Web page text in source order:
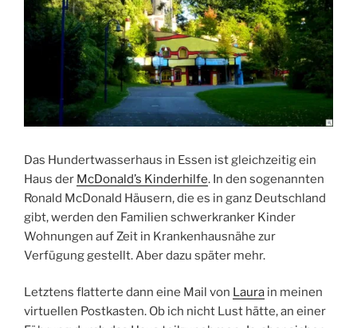
Das Hundertwasserhaus in Essen ist gleichzeitig ein
Haus der McDonald’s Kinderhilfe. In den sogenannten
Ronald McDonald Häusern, die es in ganz Deutschland
gibt, werden den Familien schwerkranker Kinder
Wohnungen auf Zeit in Krankenhausnähe zur
Verfügung gestellt. Aber dazu später mehr.
Letztens flatterte dann eine Mail von Laura in meinen
virtuellen Postkasten. Ob ich nicht Lust hätte, an einer